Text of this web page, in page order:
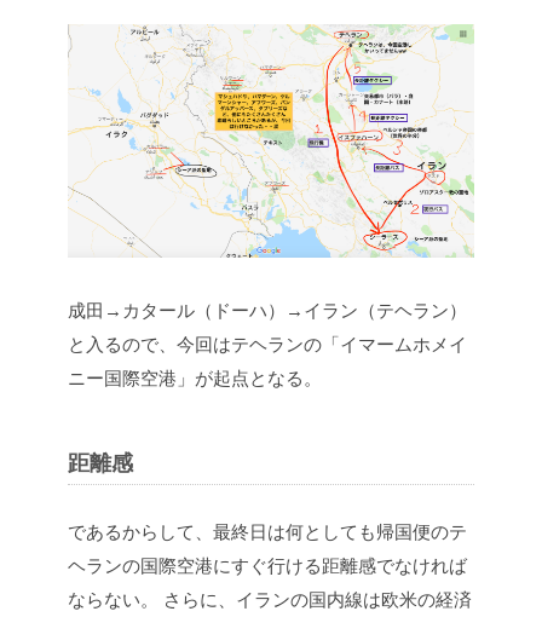
成田→カタール（ドーハ）→イラン（テヘラン）
と入るので、今回はテヘランの「イマームホメイ
ニー国際空港」が起点となる。
距離感
であるからして、最終日は何としても帰国便のテ
ヘランの国際空港にすぐ行ける距離感でなければ
ならない。
さらに、イランの国内線は欧米の経済